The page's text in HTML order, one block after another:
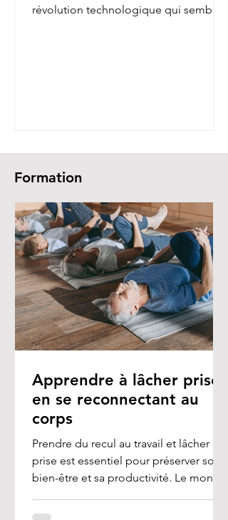
révolution technologique qui semble
Formation
Apprendre à lâcher prise
en se reconnectant au
corps
Prendre du recul au travail et lâcher
prise est essentiel pour préserver son
bien-être et sa productivité. Le monde